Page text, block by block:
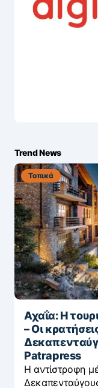
Trend News
Τοπικά
Αχαΐα: Η
– Οι
Patrapress
Η αντίστροφη